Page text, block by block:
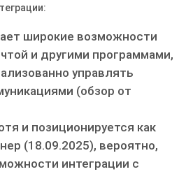
широкие возможности
и другими программами,
управлять
(обзор от
и позиционируется как
(18.09.2025), вероятно,
интеграции с